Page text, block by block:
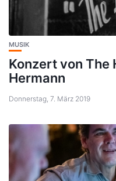
MUSIK
Konzert von The
Hermann
Donnerstag, 7. März 2019